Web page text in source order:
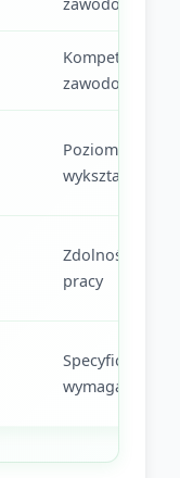
Kompetencje
zawodowe
Poziom
wykształcenia
Zdolność do
pracy
Specyficzne
wymagania